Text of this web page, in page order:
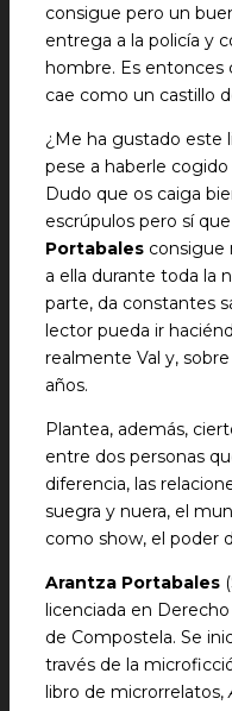
consigue pero un
entrega a la policía y
hombre. Es entonces
cae como un castillo
¿Me ha gustado este
pese a haberle
Dudo que os caiga
escrúpulos pero sí
Portabales consigue
a ella durante toda la
parte, da constantes
lector pueda ir
realmente Val y,
años.
Plantea, además,
entre dos personas
diferencia, las
suegra y nuera, el
como show, el poder
Arantza Portabales
licenciada en
de Compostela. Se
través de la
libro de microrrelatos,